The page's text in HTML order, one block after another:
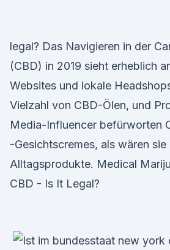
legal? Das Navigieren in der
(CBD) in 2019 sieht erheblich
Websites und lokale
Vielzahl von CBD-Ölen, und
Media-Influencer befürworten
-Gesichtscremes, als wären sie
Alltagsprodukte. Medical
CBD - Is It Legal?